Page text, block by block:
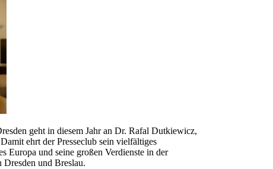
geht in diesem Jahr an Dr. Rafal Dutkiewicz,
ehrt der Presseclub sein vielfältiges
Europa und seine großen Verdienste in der
und Breslau.